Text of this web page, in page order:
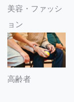
美容・ファッシ
ョン
高齢者